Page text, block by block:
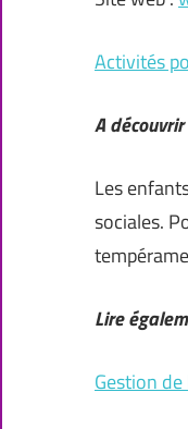
Activités
A
Les
sociales.
Lire
Gestion